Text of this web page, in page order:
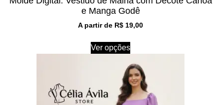
e Manga Godê
A partir de R$ 19,00
Ver opções